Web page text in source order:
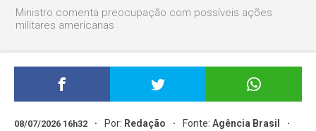
Ministro comenta preocupação com possíveis ações
militares americanas
08/07/2026 16h32 Por: Redação Fonte:Agência Brasil